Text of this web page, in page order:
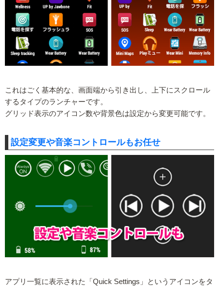
これはごく基本的な、画面端から引き出し、上下にスクロール
するタイプのランチャーです。
グリッド表示のアイコン数や背景色は設定から変更可能です。
設定変更や音楽コントロールもお任せ
アプリ一覧に表示された「Quick Settings」というアイコンをタ